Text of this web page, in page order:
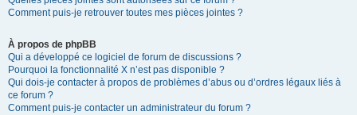
Comment puis-je retrouver toutes mes pièces jointes ?
À propos de phpBB
Qui a développé ce logiciel de forum de discussions ?
Pourquoi la fonctionnalité X n’est pas disponible ?
Qui dois-je contacter à propos de problèmes d’abus ou d’ordres légaux liés à
ce forum ?
Comment puis-je contacter un administrateur du forum ?